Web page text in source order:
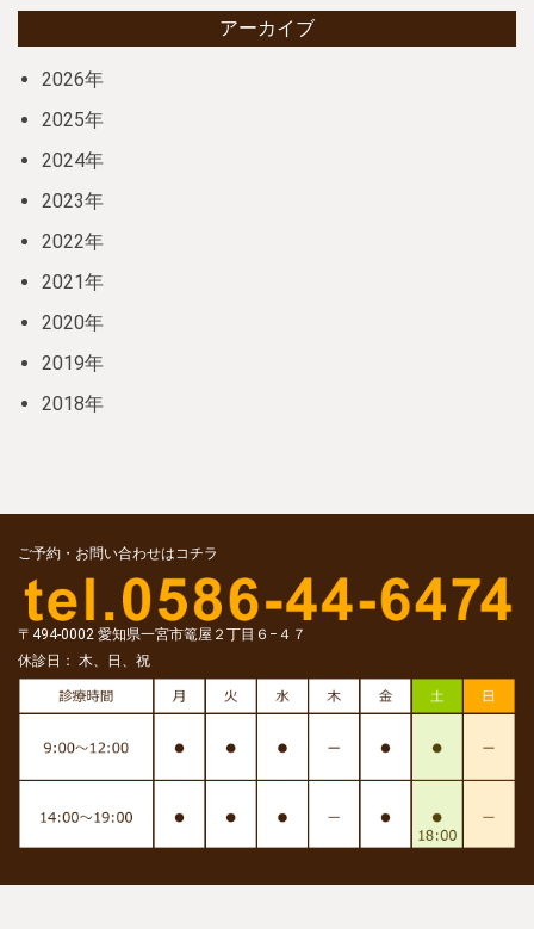
アーカイブ
2026年
2025年
2024年
2023年
2022年
2021年
2020年
2019年
2018年
ご予約・お問い合わせはコチラ
〒494-0002 愛知県一宮市篭屋２丁目６−４７
休診日： 木、日、祝